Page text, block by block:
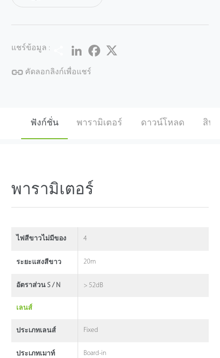
แชร์ข้อมูล : Share LinkedInFacebook
คัดลอกลิงก์เพื่อแชร์
ฟังก์ชั่น พารามิเตอร์ ดาวน์โหลด สิน
พารามิเตอร์
ไฟสีขาวไม่มีของ 4
ระยะแสงสีขาว 20m
อัตราส่วน S / N > 52dB
เลนส์
ประเภทเลนส์ Fixed
ประเภทเมาท์ Board-in